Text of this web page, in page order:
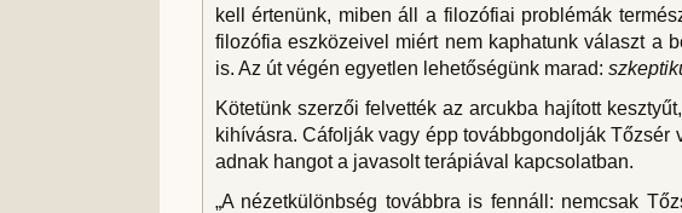
kell értenünk, miben áll a filozófiai problémák
filozófia eszközeivel miért nem kaphatunk választ a
is. Az út végén egyetlen lehetőségünk marad:
Kötetünk szerzői felvették az arcukba hajított
kihívásra. Cáfolják vagy épp továbbgondolják
adnak hangot a javasolt terápiával kapcsolatban.
„A nézetkülönbség továbbra is fennáll: nemcsak